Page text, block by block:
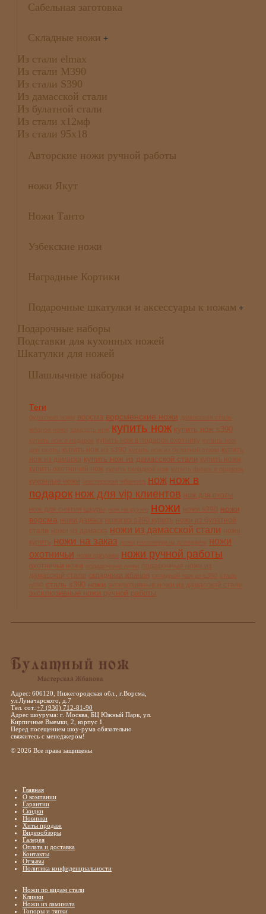
Сабельная заготовка
Складные ножи +
Из стали elmax
Из стали М390
Из стали S390
Из дамасской стали
Из булатной стали
Из стали х12мф
Из стали 95х18
Авторские ножи ручной работы
ножи Якут
Ножи Танто
Узбекские ножи
Наградные Кортики
Подарочные шкатулки и аксессуары к ножам +
Подарочные наборы
Подставки для кухонных ножей
Шкатулки для ножей
Шашлычные наборы
Теги
ворсма ворсменские ножи
купить нож купить нож s390
купить нож из дамасской стали
купить охотничий нож
кухонные ножи нож нож в
подарок нож для vip клиентов нож для охоты
ножи
ножи
ворсма
ножи дамаск
ножи из булатной
стали
ножи из дамасской стали
ножи
купить
ножи на заказ
ножи
охотничьи
ножи ручной работы
охотничьи ножи
складники жбанов
сталь s390 ножи
эксклюзивные ножи ручной работы
Адрес: 606120, Нижегородская обл., г.Ворсма,
ул.Луначарского, д.7
Тел. сот.:+7 (930) 712-81-90
Адрес шоурума: г. Москва, БЦ Южный Парк, ул.
Кирпичные Выемки, 2, корпус 1
Перед посещением шоу-рума обязательно
свяжитесь с менеджером!
© 2026 Все права защищены
Главная
О компании
Гарантии
Скидки
Новинки
Хиты продаж
Видеообзоры
Галерея
Оплата и доставка
Контакты
Отзывы
Политика конфиденциальности
Ножи по видам стали
Клинки
Ножи из ламината
Топоры и тяпки